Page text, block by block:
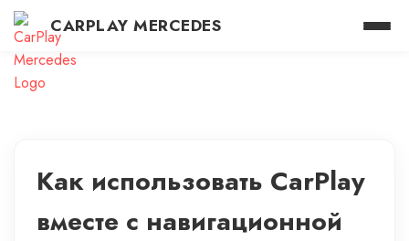
CARPLAY MERCEDES
Как использовать CarPlay
вместе с навигационной